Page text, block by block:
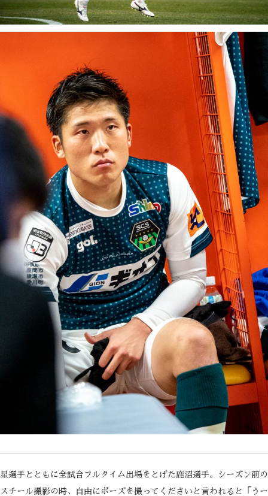
星選手とともに全試合フルタイム出場をとげた鹿沼選手。シーズン前の
スチール撮影の時、自由にポーズを撮ってくださいと言われると「うー